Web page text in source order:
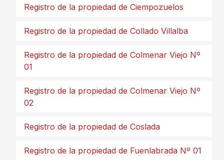
Registro de la propiedad de Ciempozuelos
Registro de la propiedad de Collado Villalba
Registro de la propiedad de Colmenar Viejo Nº
01
Registro de la propiedad de Colmenar Viejo Nº
02
Registro de la propiedad de Coslada
Registro de la propiedad de Fuenlabrada Nº 01